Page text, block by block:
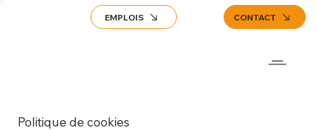
EMPLOIS CONTACT
Politique de cookies